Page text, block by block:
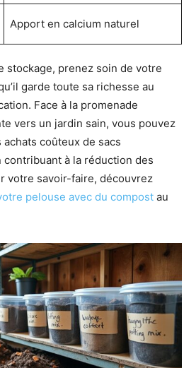
Apport en calcium naturel
stockage, prenez soin de votre
garde toute sa richesse au
Face à la promenade
vers un jardin sain, vous pouvez
coûteux de sacs
à la réduction des
votre savoir-faire, découvrez
pelouse avec du compost au